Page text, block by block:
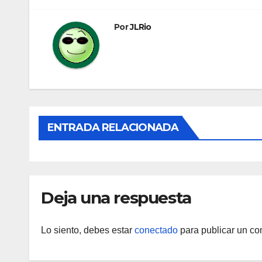
entradas
PorJLRio
ENTRADA RELACIONADA
Deja una respuesta
Lo siento, debes estar conectado para publicar un